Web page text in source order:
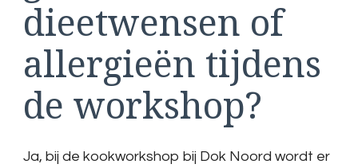
dieetwensen of
allergieën tijdens
de workshop?
Ja, bij de kookworkshop bij Dok Noord wordt er